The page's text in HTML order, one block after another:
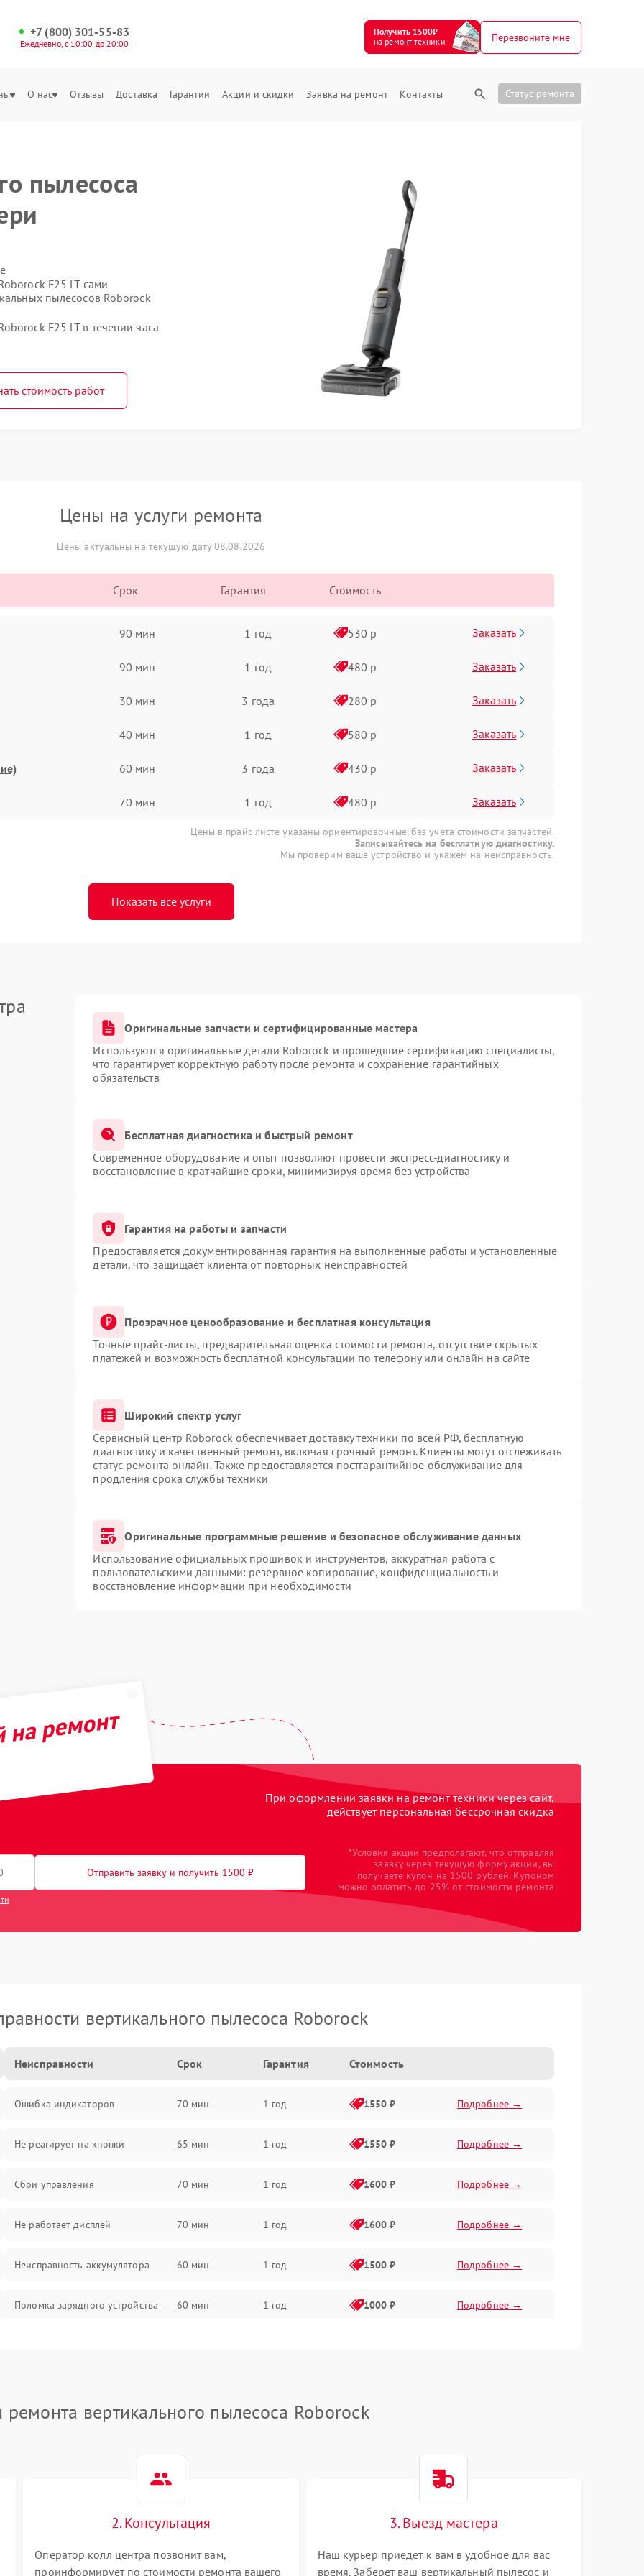
+7 (800) 301-55-83
Ежедневно, с 10:00 до 20:00
Получить 1500₽
на ремонт техники
Перезвоните мне
О нас Отзывы Доставка Гарантии Акции и скидки Заявка на ремонт Контакты Статус ремонта
пылесоса
F25 LT сами
пылесосов Roborock
F25 LT в течении часа
стоимость работ
Цены на услуги ремонта
Цены актуальны на текущую дату 08.08.2026
Срок Гарантия Стоимость
90 мин 1 год 530 р Заказать
90 мин 1 год 480 р Заказать
30 мин 3 года 280 р Заказать
40 мин 1 год 580 р Заказать
60 мин 3 года 430 р Заказать
70 мин 1 год 480 р Заказать
Цены в прайс-листе указаны ориентировочные, без учета стоимости запчастей.
Записывайтесь на бесплатную диагностику.
Мы проверим ваше устройство и укажем на неисправность.
Показать все услуги
Оригинальные запчасти и сертифицированные мастера
Используются оригинальные детали Roborock и прошедшие сертификацию специалисты,
что гарантирует корректную работу после ремонта и сохранение гарантийных
обязательств
Бесплатная диагностика и быстрый ремонт
Современное оборудование и опыт позволяют провести экспресс-диагностику и
восстановление в кратчайшие сроки, минимизируя время без устройства
Гарантия на работы и запчасти
Предоставляется документированная гарантия на выполненные работы и установленные
детали, что защищает клиента от повторных неисправностей
Прозрачное ценообразование и бесплатная консультация
Точные прайс-листы, предварительная оценка стоимости ремонта, отсутствие скрытых
платежей и возможность бесплатной консультации по телефону или онлайн на сайте
Широкий спектр услуг
Сервисный центр Roborock обеспечивает доставку техники по всей РФ, бесплатную
диагностику и качественный ремонт, включая срочный ремонт. Клиенты могут отслеживать
статус ремонта онлайн. Также предоставляется постгарантийное обслуживание для
продления срока службы техники
Оригинальные программные решение и безопасное обслуживание данных
Использование официальных прошивок и инструментов, аккуратная работа с
пользовательскими данными: резервное копирование, конфиденциальность и
восстановление информации при необходимости
ремонт
При оформлении заявки на ремонт техники через сайт,
действует персональная бессрочная скидка
Отправить заявку и получить 1500 ₽
*Условия акции предполагают, что отправляя
заявку через текущую форму акции, вы
получаете купон на 1500 рублей. Купоном
можно оплатить до 25% от стоимости ремонта
вертикального пылесоса Roborock
Неисправности Срок Гарантия Стоимость
Ошибка индикаторов 70 мин 1 год 1550 ₽ Подробнее →
Не реагирует на кнопки 65 мин 1 год 1550 ₽ Подробнее →
Сбои управления 70 мин 1 год 1600 ₽ Подробнее →
Не работает дисплей 70 мин 1 год 1600 ₽ Подробнее →
Неисправность аккумулятора 60 мин 1 год 1500 ₽ Подробнее →
Поломка зарядного устройства 60 мин 1 год 1000 ₽ Подробнее →
Неисправность системы защиты от
отключения
ремонта вертикального пылесоса Roborock
2. Консультация
Оператор колл центра позвонит вам,
проинформирует по стоимости ремонта вашего
3. Выезд мастера
Наш курьер приедет к вам в удобное для вас
время. Заберет ваш вертикальный пылесос и